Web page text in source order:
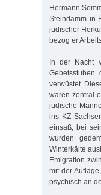
Hermann
Steindamm in
jüdischer
bezog er
In der Nacht
Gebetsstuben
verwüstet.
waren zentral
jüdische
ins KZ
einsaß, bei
wurden
Winterkälte
Emigration
mit der
psychisch an